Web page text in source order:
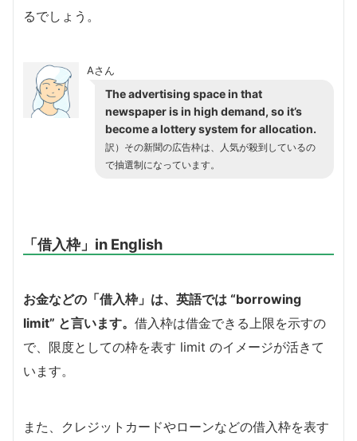
るでしょう。
Aさん
The advertising space in that
newspaper is in high demand, so it’s
become a lottery system for allocation.
訳）その新聞の広告枠は、人気が殺到しているの
で抽選制になっています。
「借入枠」in English
お金などの「借入枠」は、英語では “borrowing
limit” と言います。 借入枠は借金できる上限を示すの
で、限度としての枠を表す limit のイメージが活きて
います。
また、クレジットカードやローンなどの借入枠を表す